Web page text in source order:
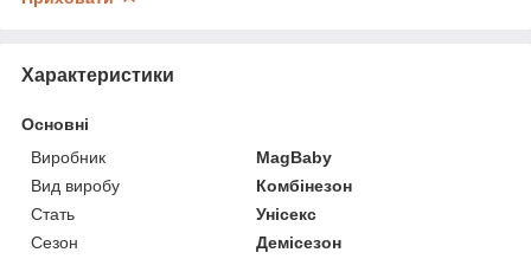
Характеристики
Основні
Виробник
MagBaby
Вид виробу
Комбінезон
Стать
Унісекс
Сезон
Демісезон